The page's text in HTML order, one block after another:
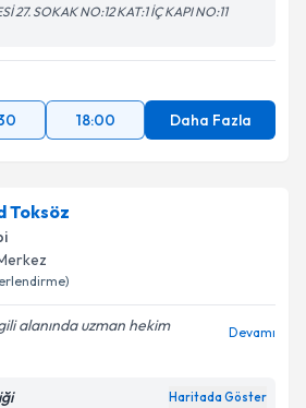
27. SOKAK NO:12 KAT:1 İÇ KAPI NO:11
18:00 Daha Fazla
Toksöz
alanında uzman hekim
Devamı
Haritada Göster